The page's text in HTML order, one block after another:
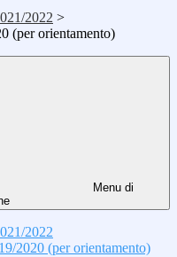
2022 >
(per orientamento)
Menu di
2022
2020 (per orientamento)